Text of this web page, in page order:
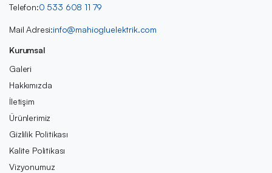
Telefon:0 533 608 11 79
Mail Adresi:info@mahiogluelektrik.com
Kurumsal
Galeri
Hakkımızda
İletişim
Ürünlerimiz
Gizlilik Politikası
Kalite Politikası
Vizyonumuz